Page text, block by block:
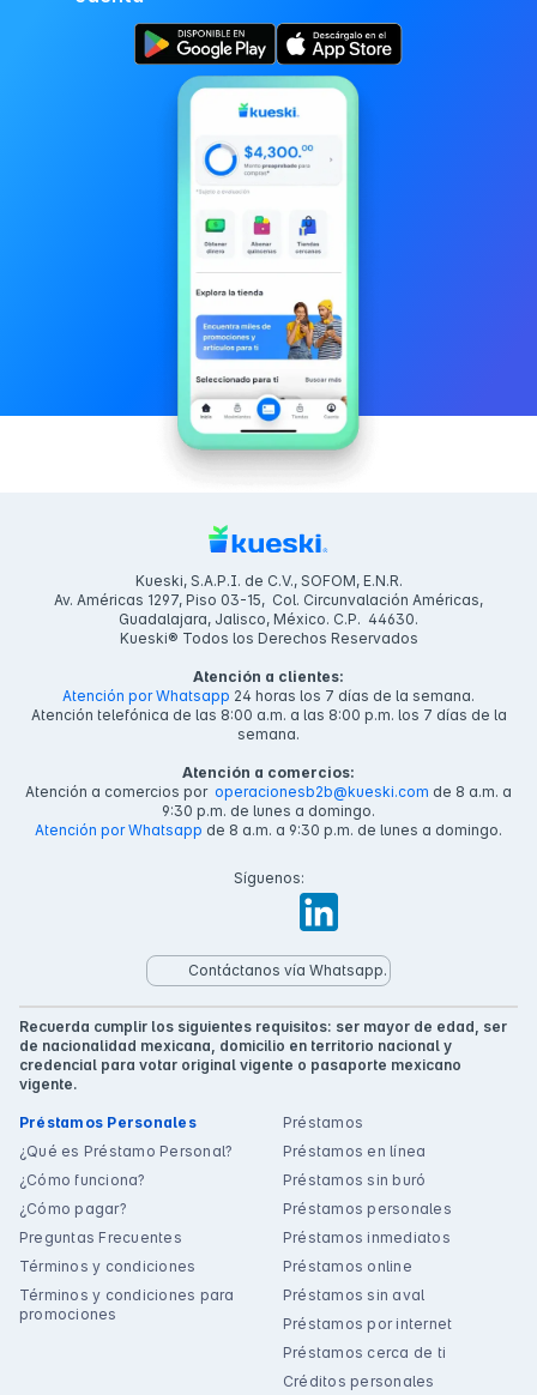
Kueski, S.A.P.I. de C.V., SOFOM, E.N.R.
Av. Américas 1297, Piso 03-15, Col. Circunvalación Américas,
Guadalajara, Jalisco, México. C.P. 44630.
Kueski® Todos los Derechos Reservados
Atención a clientes:
Atención por Whatsapp 24 horas los 7 días de la semana.
Atención telefónica de las 8:00 a.m. a las 8:00 p.m. los 7 días de la
semana.
Atención a comercios:
Atención a comercios por operacionesb2b@kueski.com de 8 a.m. a
9:30 p.m. de lunes a domingo.
Atención por Whatsapp de 8 a.m. a 9:30 p.m. de lunes a domingo.
Síguenos:
Contáctanos vía Whatsapp.
Recuerda cumplir los siguientes requisitos: ser mayor de edad, ser
de nacionalidad mexicana, domicilio en territorio nacional y
credencial para votar original vigente o pasaporte mexicano
vigente.
Préstamos Personales
¿Qué es Préstamo Personal?
¿Cómo funciona?
¿Cómo pagar?
Preguntas Frecuentes
Términos y condiciones
Términos y condiciones para
promociones
Préstamos
Préstamos en línea
Préstamos sin buró
Préstamos personales
Préstamos inmediatos
Préstamos online
Préstamos sin aval
Préstamos por internet
Préstamos cerca de ti
Créditos personales